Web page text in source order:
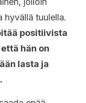
hyvällä tuulella.
positiivista
hän on
lasta ja